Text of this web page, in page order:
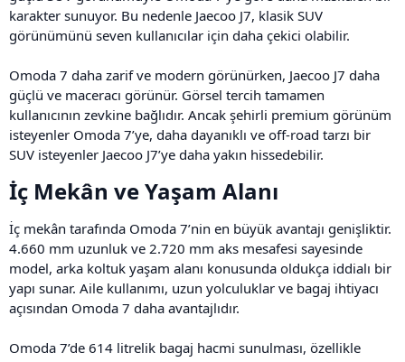
karakter sunuyor. Bu nedenle Jaecoo J7, klasik SUV
görünümünü seven kullanıcılar için daha çekici olabilir.
Omoda 7 daha zarif ve modern görünürken, Jaecoo J7 daha
güçlü ve maceracı görünür. Görsel tercih tamamen
kullanıcının zevkine bağlıdır. Ancak şehirli premium görünüm
isteyenler Omoda 7’ye, daha dayanıklı ve off-road tarzı bir
SUV isteyenler Jaecoo J7’ye daha yakın hissedebilir.
İç Mekân ve Yaşam Alanı​
İç mekân tarafında Omoda 7’nin en büyük avantajı genişliktir.
4.660 mm uzunluk ve 2.720 mm aks mesafesi sayesinde
model, arka koltuk yaşam alanı konusunda oldukça iddialı bir
yapı sunar. Aile kullanımı, uzun yolculuklar ve bagaj ihtiyacı
açısından Omoda 7 daha avantajlıdır.
Omoda 7’de 614 litrelik bagaj hacmi sunulması, özellikle